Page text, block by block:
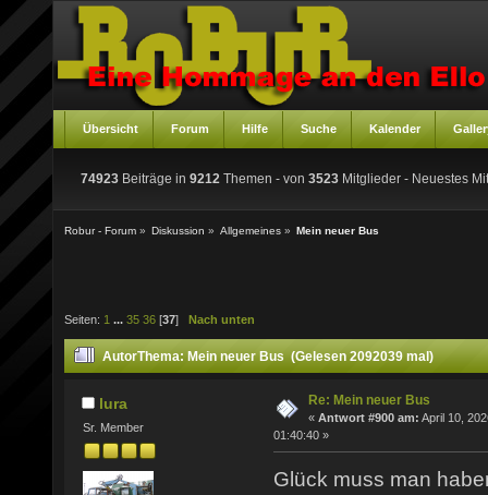
Übersicht Forum Hilfe Suche Kalender
74923 Beiträge in 9212 Themen - von 3523 Mitglieder - Neuestes
Robur - Forum » Diskussion » Allgemeines » Mein neuer Bus
Seiten: 1 ... 35 36 [37] Nach unten
AutorThema: Mein neuer Bus (Gelesen 2092039 mal)
lura
Sr. Member
Re: Mein neuer Bus
« Antwort #900 am: April 10,
01:40:40 »
Glück muss man